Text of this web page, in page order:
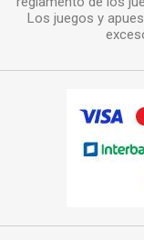
Los juegos y